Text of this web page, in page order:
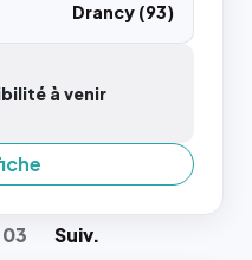
Drancy (93)
à venir
03 Suiv.